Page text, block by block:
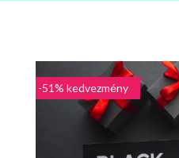
-51% kedvezmény